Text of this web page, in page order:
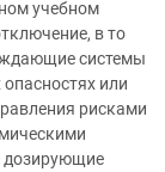
учебном
в то
системы
или
рисками
дозирующие